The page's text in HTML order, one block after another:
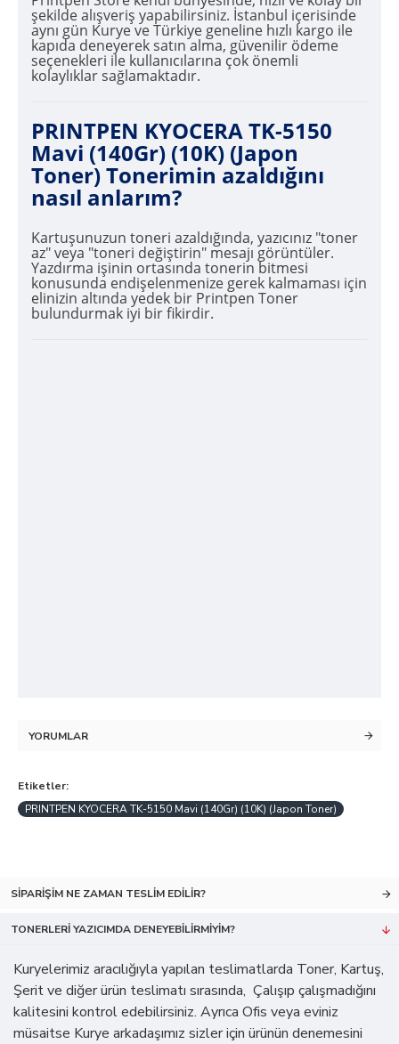
şekilde alışveriş yapabilirsiniz. İstanbul içerisinde
aynı gün Kurye ve Türkiye geneline hızlı kargo ile
kapıda deneyerek satın alma, güvenilir ödeme
seçenekleri ile kullanıcılarına çok önemli
kolaylıklar sağlamaktadır.
PRINTPEN KYOCERA TK-5150
Mavi (140Gr) (10K) (Japon
Toner) Tonerimin azaldığını
nasıl anlarım?
Kartuşunuzun toneri azaldığında, yazıcınız "toner
az" veya "toneri değiştirin" mesajı görüntüler.
Yazdırma işinin ortasında tonerin bitmesi
konusunda endişelenmenize gerek kalmaması için
elinizin altında yedek bir Printpen Toner
bulundurmak iyi bir fikirdir.
YORUMLAR
Etiketler:
PRINTPEN KYOCERA TK-5150 Mavi (140Gr) (10K) (Japon Toner)
SIPARIŞIM NE ZAMAN TESLIM EDILIR?
TONERLERI YAZICIMDA DENEYEBILIRMIYIM?
Kuryelerimiz aracılığıyla yapılan teslimatlarda Toner, Kartuş,
Şerit ve diğer ürün teslimatı sırasında, Çalışıp çalışmadığını
kalitesini kontrol edebilirsiniz. Ayrıca Ofis veya eviniz
müsaitse Kurye arkadaşımız sizler için ürünün denemesini